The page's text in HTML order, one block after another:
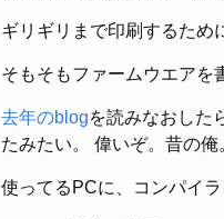
ギリギリまで印刷するため
そもそもファームウエアを
去年のblogを読みなおした
たみたい。 偉いぞ。昔の俺
使ってるPCに、コンパイ